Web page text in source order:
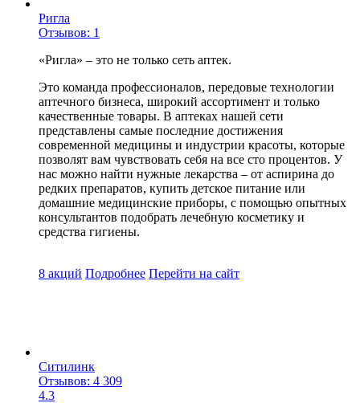
Ригла
Отзывов: 1
«Ригла» – это не только сеть аптек.
Это команда профессионалов, передовые технологии
аптечного бизнеса, широкий ассортимент и только
качественные товары. В аптеках нашей сети
представлены самые последние достижения
современной медицины и индустрии красоты, которые
позволят вам чувствовать себя на все сто процентов. У
нас можно найти нужные лекарства – от аспирина до
редких препаратов, купить детское питание или
домашние медицинские приборы, с помощью опытных
консультантов подобрать лечебную косметику и
средства гигиены.
8 акций Подробнее Перейти на сайт
Ситилинк
Отзывов: 4 309
4.3